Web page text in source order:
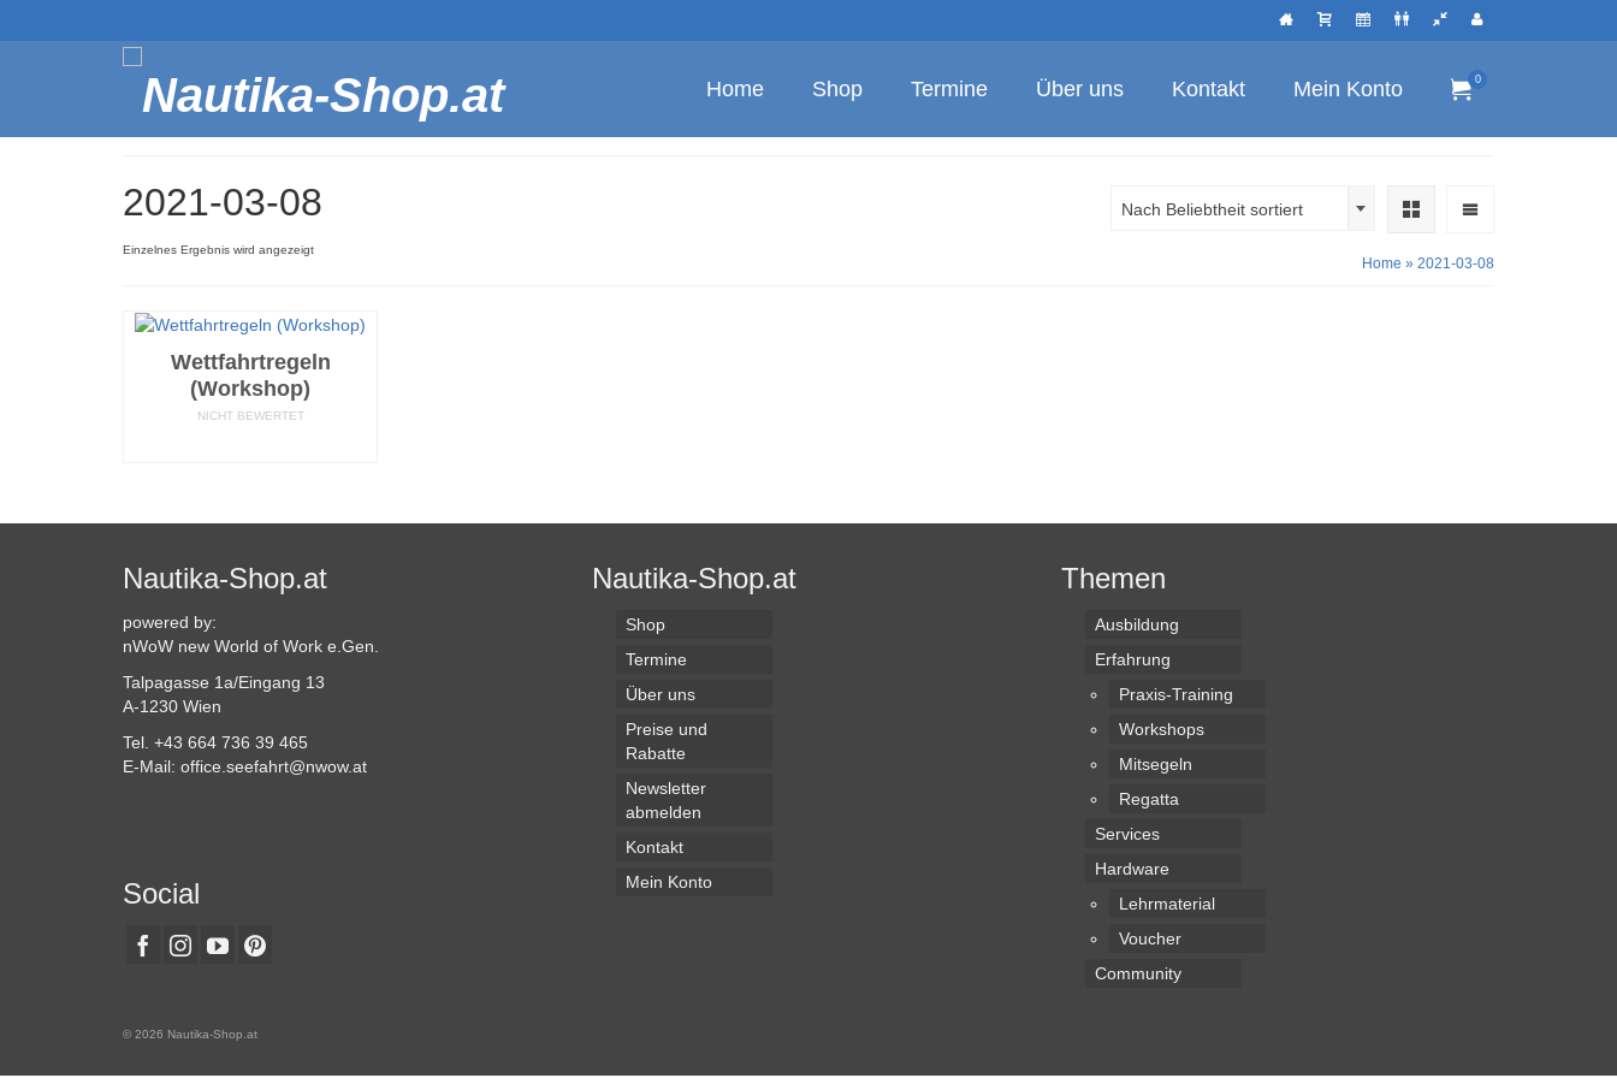
Home Shop Termine Über uns Kontakt Mein Konto 0
2021-03-08
Einzelnes Ergebnis wird angezeigt
Nach Beliebtheit sortiert
Home » 2021-03-08
Wettfahrtregeln
(Workshop)
NICHT BEWERTET
Nautika-Shop.at
powered by:
nWoW new World of Work e.Gen.
Talpagasse 1a/Eingang 13
A-1230 Wien
Tel. +43 664 736 39 465
E-Mail: office.seefahrt@nwow.at
Social
Nautika-Shop.at
Shop
Termine
Über uns
Preise und
Rabatte
Newsletter
abmelden
Kontakt
Mein Konto
Themen
Ausbildung
Erfahrung
Praxis-Training
Workshops
Mitsegeln
Regatta
Services
Hardware
Lehrmaterial
Voucher
Community
© 2026 Nautika-Shop.at